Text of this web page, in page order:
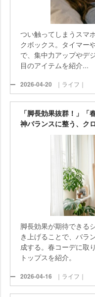
つい触ってしまうスマ
クボックス。タイマー
で、集中力アップやデ
目のアイテムを紹介...
2026-04-20 ｜ライフ｜
「脚長効果抜群！」
神バランスに整う、ク
脚長効果が期待できる
き上げることで、バラ
成する。春コーデに取
トップスを紹介。
2026-04-16 ｜ライフ｜